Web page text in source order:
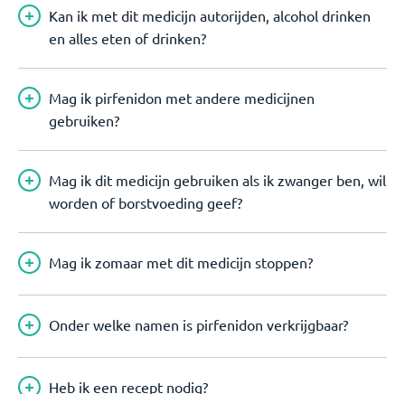
Kan ik met dit medicijn autorijden, alcohol drinken
en alles eten of drinken?
Mag ik pirfenidon met andere medicijnen
gebruiken?
Mag ik dit medicijn gebruiken als ik zwanger ben, wil
worden of borstvoeding geef?
Mag ik zomaar met dit medicijn stoppen?
Onder welke namen is pirfenidon verkrijgbaar?
Heb ik een recept nodig?